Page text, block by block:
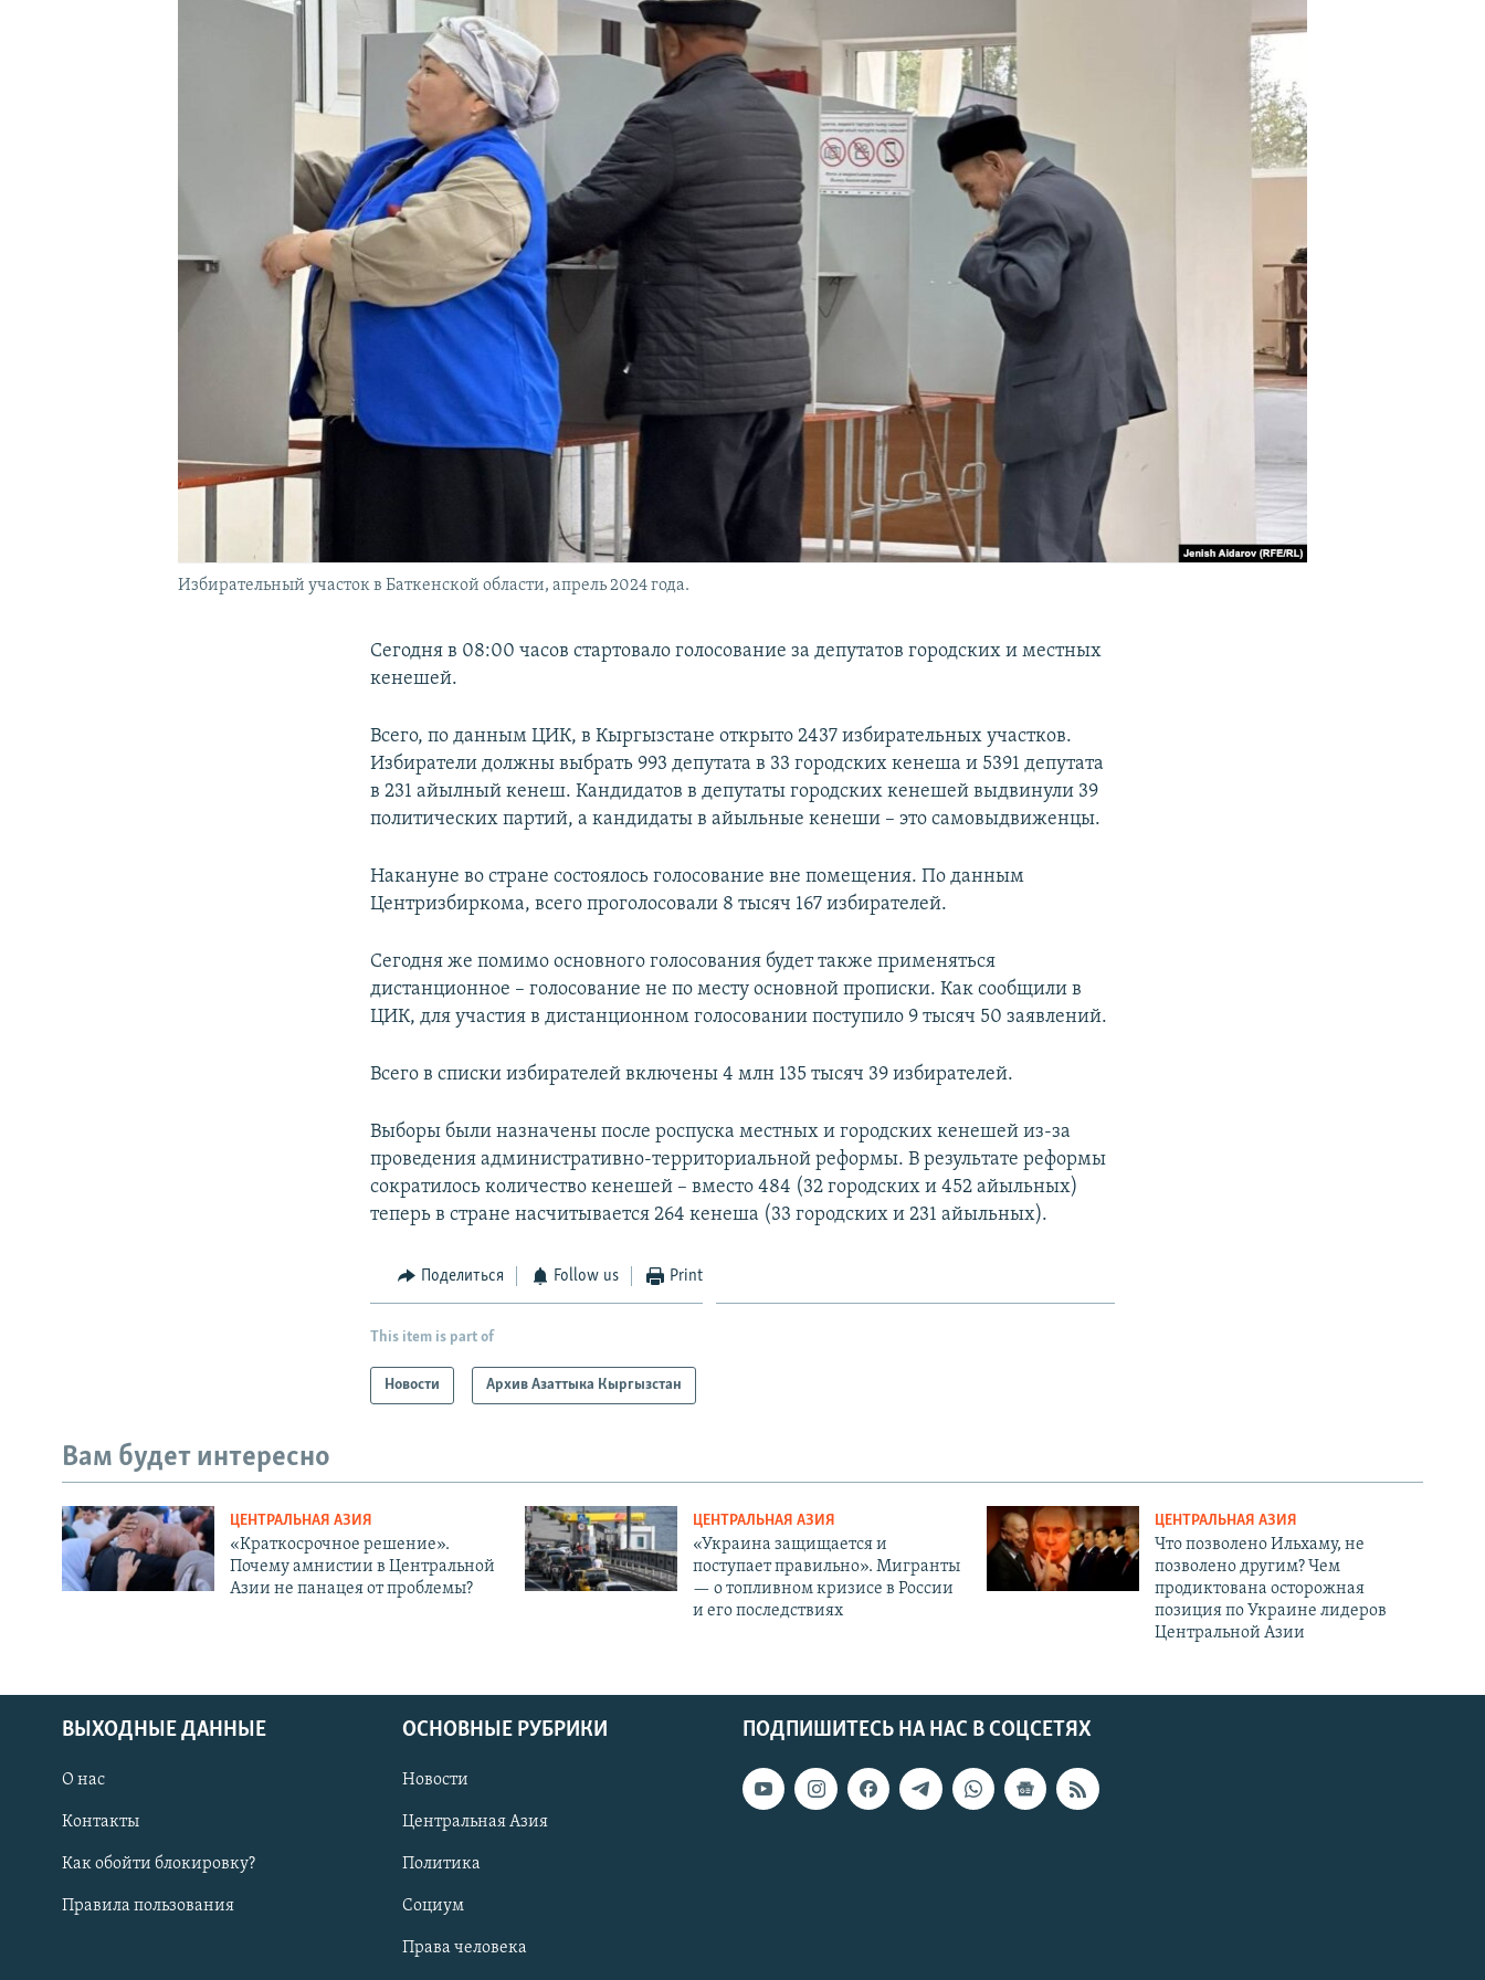
Избирательный участок в Баткенской области, апрель 2024 года.
Сегодня в 08:00 часов стартовало голосование за депутатов городских и местных
кенешей.
Всего, по данным ЦИК, в Кыргызстане открыто 2437 избирательных участков.
Избиратели должны выбрать 993 депутата в 33 городских кенеша и 5391 депутата
в 231 айылный кенеш. Кандидатов в депутаты городских кенешей выдвинули 39
политических партий, а кандидаты в айыльные кенеши – это самовыдвиженцы.
Накануне во стране состоялось голосование вне помещения. По данным
Центризбиркома, всего проголосовали 8 тысяч 167 избирателей.
Сегодня же помимо основного голосования будет также применяться
дистанционное – голосование не по месту основной прописки. Как сообщили в
ЦИК, для участия в дистанционном голосовании поступило 9 тысяч 50 заявлений.
Всего в списки избирателей включены 4 млн 135 тысяч 39 избирателей.
Выборы были назначены после роспуска местных и городских кенешей из-за
проведения административно-территориальной реформы. В результате реформы
сократилось количество кенешей – вместо 484 (32 городских и 452 айыльных)
теперь в стране насчитывается 264 кенеша (33 городских и 231 айыльных).
Поделиться Follow us Print
This item is part of
Новости Архив Азаттыка Кыргызстан
Вам будет интересно
ЦЕНТРАЛЬНАЯ АЗИЯ
«Краткосрочное решение».
Почему амнистии в Центральной
Азии не панацея от проблемы?
ЦЕНТРАЛЬНАЯ АЗИЯ
«Украина защищается и
поступает правильно». Мигранты
— о топливном кризисе в России
и его последствиях
ЦЕНТРАЛЬНАЯ АЗИЯ
Что позволено Ильхаму, не
позволено другим? Чем
продиктована осторожная
позиция по Украине лидеров
Центральной Азии
ПОДПИШИТЕСЬ НА НАС В СОЦСЕТЯХ
ВЫХОДНЫЕ ДАННЫЕ
О нас
Контакты
Как обойти блокировку?
Правила пользования
ОСНОВНЫЕ РУБРИКИ
Новости
Центральная Азия
Политика
Социум
Права человека